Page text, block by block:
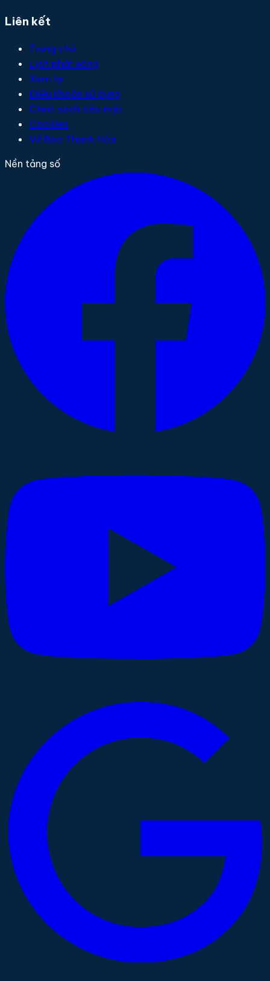
Liên kết
Trang chủ
Lịch phát sóng
Xem lại
Điều khoản sử dụng
Chính sách bảo mật
Cookies
Về Báo Thanh Hóa
Nền tảng số